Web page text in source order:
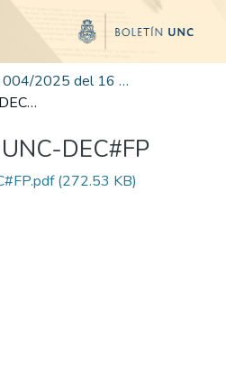
Edición 004/2025 del 16 de junio de 2025
RD-2025-738-UNC-DEC#FP
DEC#FP
(272.53 KB)